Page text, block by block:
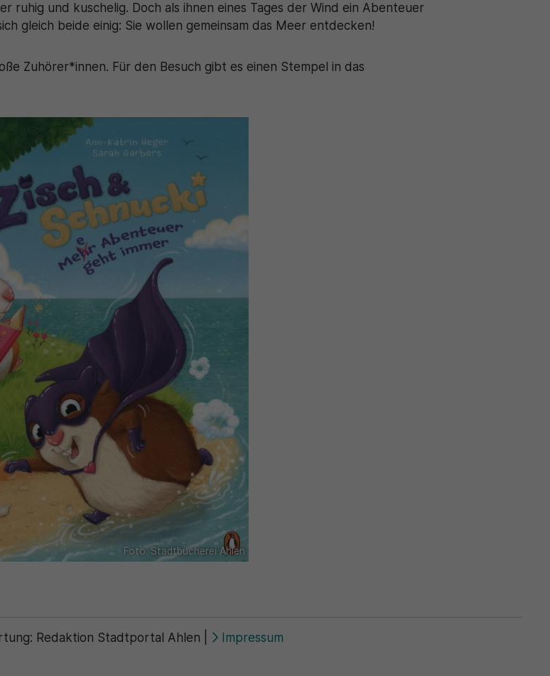
ruhig und kuschelig. Doch als ihnen eines Tages der Wind ein Abenteuer
gleich beide einig: Sie wollen gemeinsam das Meer entdecken!
Zuhörer*innen. Für den Besuch gibt es einen Stempel in das
Foto: Stadtbücherei Ahlen
Redaktion Stadtportal Ahlen Impressum